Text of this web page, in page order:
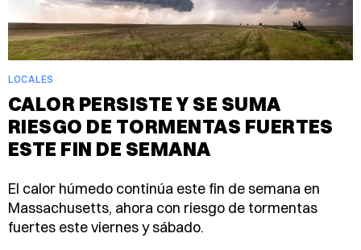
LOCALES
CALOR PERSISTE Y SE SUMA
RIESGO DE TORMENTAS FUERTES
ESTE FIN DE SEMANA
El calor húmedo continúa este fin de semana en
Massachusetts, ahora con riesgo de tormentas
fuertes este viernes y sábado.